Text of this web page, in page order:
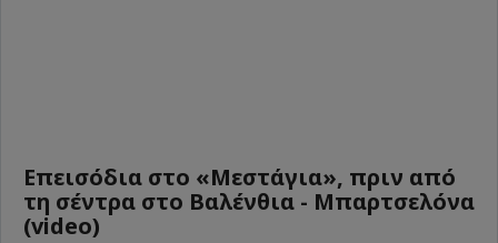
Επεισόδια στο «Μεστάγια», πριν από
τη σέντρα στο Βαλένθια - Μπαρτσελόνα
(video)